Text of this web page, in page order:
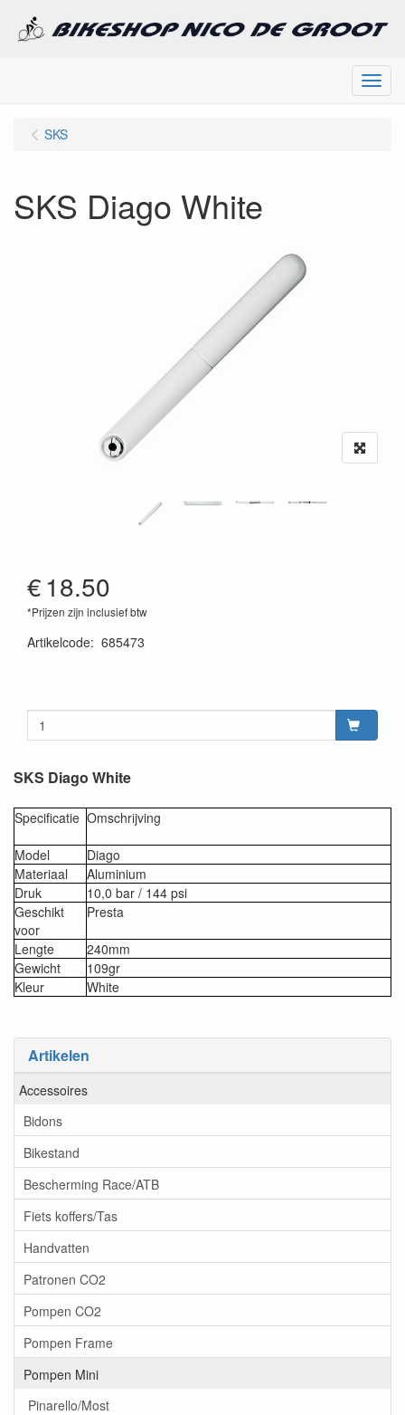
Menu
Artikelen
Accessoires
Bidons
Bikestand
Bescherming Race/ATB
Fiets koffers/Tas
Handvatten
Patronen CO2
Pompen CO2
Pompen Frame
Pompen Mini
Pinarello/Most
SKS
SKS Diago White
€18.50
*Prijzen zijn inclusief btw
Artikelcode: 685473
SKS Diago White
Specificatie Omschrijving
Model
Diago
Materiaal
Aluminium
Druk
10,0 bar / 144 psi
Geschikt
voor
Presta
Lengte
240mm
Gewicht
109gr
Kleur
White